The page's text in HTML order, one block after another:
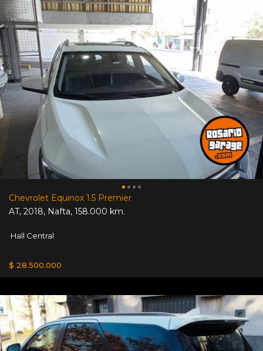
Chevrolet Equinox 1.5 Premier
AT, 2018, Nafta, 158.000 km.
Hall Central
$ 28.500.000